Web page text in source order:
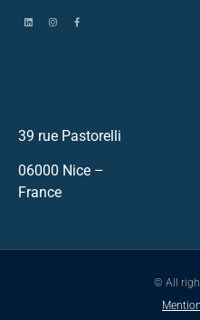
39 rue Pastorelli
06000 Nice –
France
© All